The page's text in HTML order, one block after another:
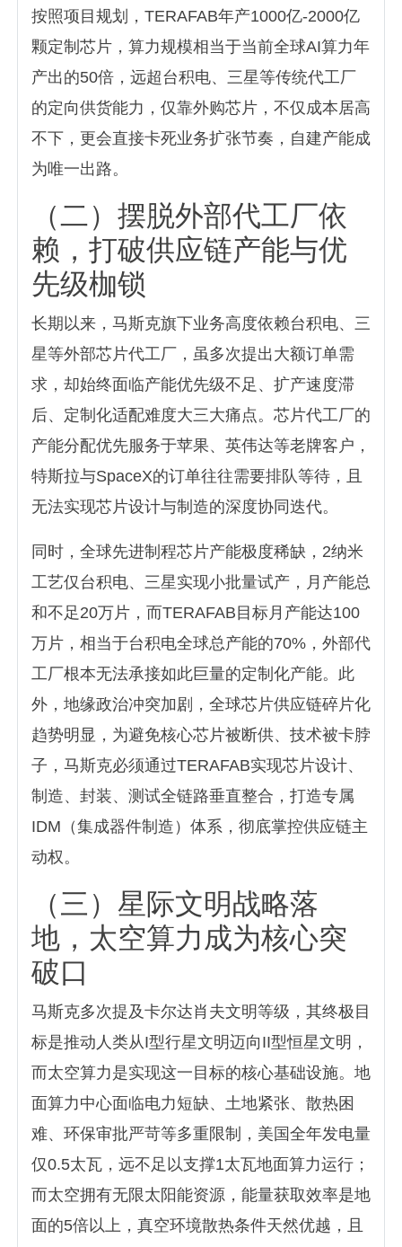
按照项目规划，TERAFAB年产1000亿-2000亿
颗定制芯片，算力规模相当于当前全球AI算力年
产出的50倍，远超台积电、三星等传统代工厂
的定向供货能力，仅靠外购芯片，不仅成本居高
不下，更会直接卡死业务扩张节奏，自建产能成
为唯一出路。
（二）摆脱外部代工厂依
赖，打破供应链产能与优
先级枷锁
长期以来，马斯克旗下业务高度依赖台积电、三
星等外部芯片代工厂，虽多次提出大额订单需
求，却始终面临产能优先级不足、扩产速度滞
后、定制化适配难度大三大痛点。芯片代工厂的
产能分配优先服务于苹果、英伟达等老牌客户，
特斯拉与SpaceX的订单往往需要排队等待，且
无法实现芯片设计与制造的深度协同迭代。
同时，全球先进制程芯片产能极度稀缺，2纳米
工艺仅台积电、三星实现小批量试产，月产能总
和不足20万片，而TERAFAB目标月产能达100
万片，相当于台积电全球总产能的70%，外部代
工厂根本无法承接如此巨量的定制化产能。此
外，地缘政治冲突加剧，全球芯片供应链碎片化
趋势明显，为避免核心芯片被断供、技术被卡脖
子，马斯克必须通过TERAFAB实现芯片设计、
制造、封装、测试全链路垂直整合，打造专属
IDM（集成器件制造）体系，彻底掌控供应链主
动权。
（三）星际文明战略落
地，太空算力成为核心突
破口
马斯克多次提及卡尔达肖夫文明等级，其终极目
标是推动人类从I型行星文明迈向II型恒星文明，
而太空算力是实现这一目标的核心基础设施。地
面算力中心面临电力短缺、土地紧张、散热困
难、环保审批严苛等多重限制，美国全年发电量
仅0.5太瓦，远不足以支撑1太瓦地面算力运行；
而太空拥有无限太阳能资源，能量获取效率是地
面的5倍以上，真空环境散热条件天然优越，且